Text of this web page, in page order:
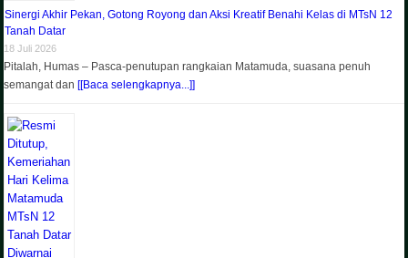
Sinergi Akhir Pekan, Gotong Royong dan Aksi Kreatif Benahi Kelas di MTsN 12
Tanah Datar
18 Juli 2026
Pitalah, Humas – Pasca-penutupan rangkaian Matamuda, suasana penuh
semangat dan[[Baca selengkapnya...]]